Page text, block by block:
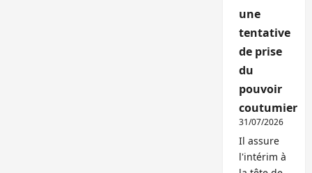
une
tentative
de prise
du
pouvoir
coutumier
31/07/2026
Il assure
l'intérim à